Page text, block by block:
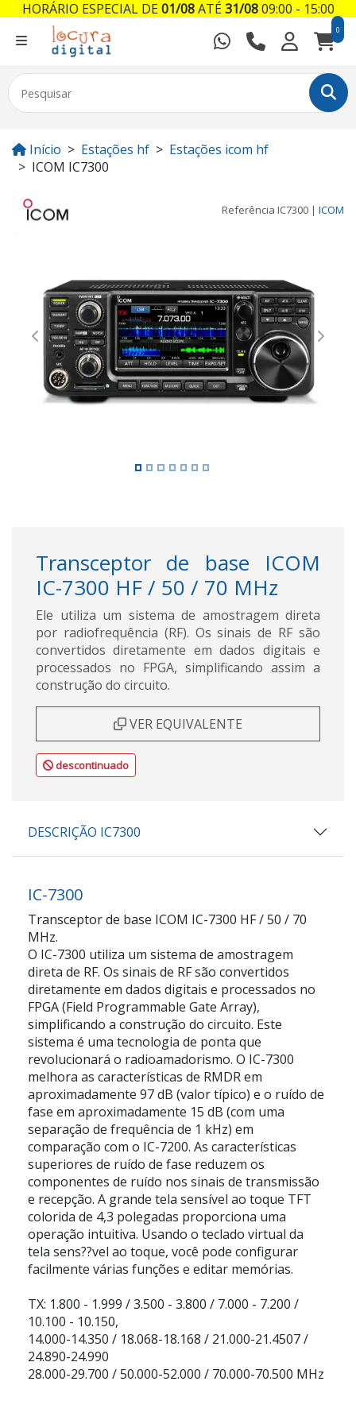
0
Início Estações hf
Estações icom hf
ICOM IC7300
Referência IC7300 | ICOM
Previous Next
Transceptor de base ICOM
IC-7300 HF / 50 / 70 MHz
Ele utiliza um sistema de amostragem direta
por radiofrequência (RF). Os sinais de RF são
convertidos diretamente em dados digitais e
processados no FPGA, simplificando assim a
construção do circuito.
VER EQUIVALENTE
descontinuado
DESCRIÇÃO IC7300
IC-7300
Transceptor de base ICOM IC-7300 HF / 50 / 70
MHz.
O IC-7300 utiliza um sistema de amostragem
direta de RF. Os sinais de RF são convertidos
diretamente em dados digitais e processados no
FPGA (Field Programmable Gate Array),
simplificando a construção do circuito. Este
sistema é uma tecnologia de ponta que
revolucionará o radioamadorismo. O IC-7300
melhora as características de RMDR em
aproximadamente 97 dB (valor típico) e o ruído de
fase em aproximadamente 15 dB (com uma
separação de frequência de 1 kHz) em
comparação com o IC-7200. As características
superiores de ruído de fase reduzem os
componentes de ruído nos sinais de transmissão
e recepção. A grande tela sensível ao toque TFT
colorida de 4,3 polegadas proporciona uma
operação intuitiva. Usando o teclado virtual da
tela sens??vel ao toque, você pode configurar
facilmente várias funções e editar memórias.
TX: 1.800 - 1.999 / 3.500 - 3.800 / 7.000 - 7.200 /
10.100 - 10.150,
14.000-14.350 / 18.068-18.168 / 21.000-21.4507 /
24.890-24.990
28.000-29.700 / 50.000-52.000 / 70.000-70.500 MHz
HORÁRIO ESPECIAL DE01/08ATÉ31/0809:00 - 15:00